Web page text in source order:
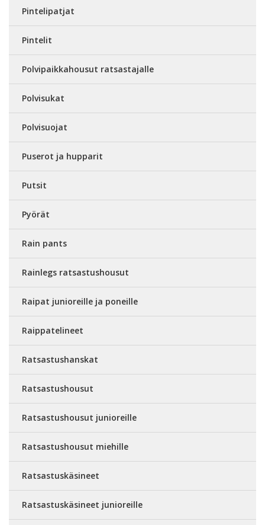
Pintelipatjat
Pintelit
Polvipaikkahousut ratsastajalle
Polvisukat
Polvisuojat
Puserot ja hupparit
Putsit
Pyörät
Rain pants
Rainlegs ratsastushousut
Raipat junioreille ja poneille
Raippatelineet
Ratsastushanskat
Ratsastushousut
Ratsastushousut junioreille
Ratsastushousut miehille
Ratsastuskäsineet
Ratsastuskäsineet junioreille